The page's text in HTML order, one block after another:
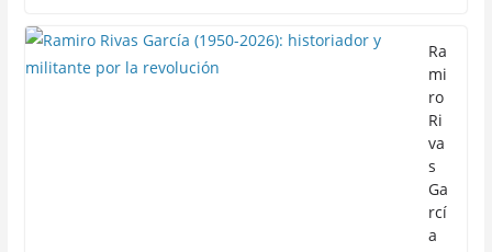
Ra
mi
ro
Ri
va
s
Ga
rcí
a